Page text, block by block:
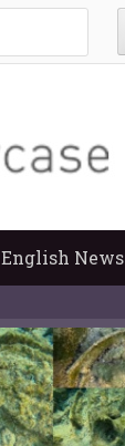
English News